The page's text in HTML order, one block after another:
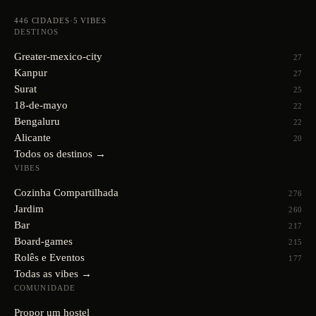
446 CIDADES·5 VIBES
DESTINOS
Greater-mexico-city 27
Kanpur 27
Surat 25
18-de-mayo 22
Bengaluru 22
Alicante 20
Todos os destinos →
VIBES
Cozinha Compartilhada 276
Jardim 260
Bar 217
Board-games 215
Rolês e Eventos 177
Todas as vibes →
COMUNIDADE
Propor um hostel